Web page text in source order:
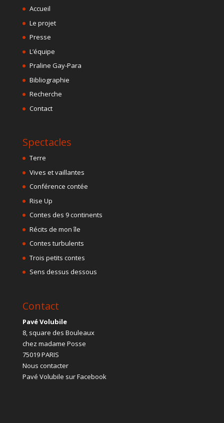
Accueil
Le projet
Presse
L’équipe
Praline Gay-Para
Bibliographie
Recherche
Contact
Spectacles
Terre
Vives et vaillantes
Conférence contée
Rise Up
Contes des 9 continents
Récits de mon île
Contes turbulents
Trois petits contes
Sens dessus dessous
Contact
Pavé Volubile
8, square des Bouleaux
chez madame Posse
75019 PARIS
Nous contacter
Pavé Volubile sur Facebook